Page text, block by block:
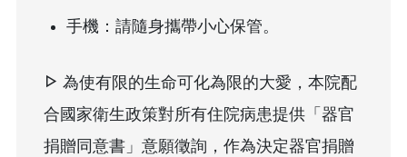
手機：請隨身攜帶小心保管。
為使有限的生命可化為限的大愛，本院配
合國家衛生政策對所有住院病患提供「器官
捐贈同意書」意願徵詢，作為決定器官捐贈